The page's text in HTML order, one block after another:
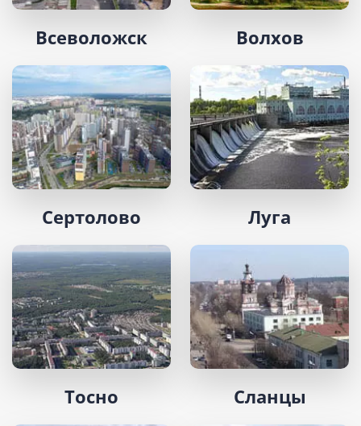
Всеволожск Волхов
Сертолово Луга
Тосно Сланцы